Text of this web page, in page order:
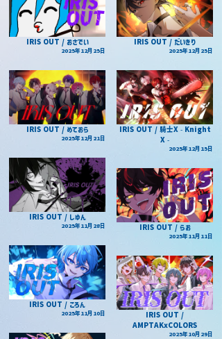
IRIS OUT / おさでい
2025年12月25日
IRIS OUT / めておら
2025年12月21日
IRIS OUT / しゆん
2025年11月28日
IRIS OUT / ころん
2025年11月10日
IRIS OUT / だいきり
2025年12月25日
IRIS OUT / 騎士X - Knight
X -
2025年12月15日
IRIS OUT / らお
2025年11月11日
IRIS OUT /
AMPTAKxCOLORS
2025年10月29日